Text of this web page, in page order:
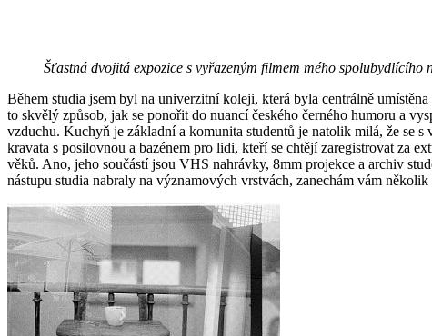
Šťastná dvojitá expozice s vyřazeným filmem mého spolubydlícího
Během studia jsem byl na univerzitní koleji, která byla centrálně
to skvělý způsob, jak se ponořit do nuancí českého černého humoru a
vzduchu. Kuchyň je základní a komunita studentů je natolik milá, že
kravata s posilovnou a bazénem pro lidi, kteří se chtějí zaregistrovat za
věků. Ano, jeho součástí jsou VHS nahrávky, 8mm projekce a archiv
nástupu studia nabraly na významových vrstvách, zanechám vám